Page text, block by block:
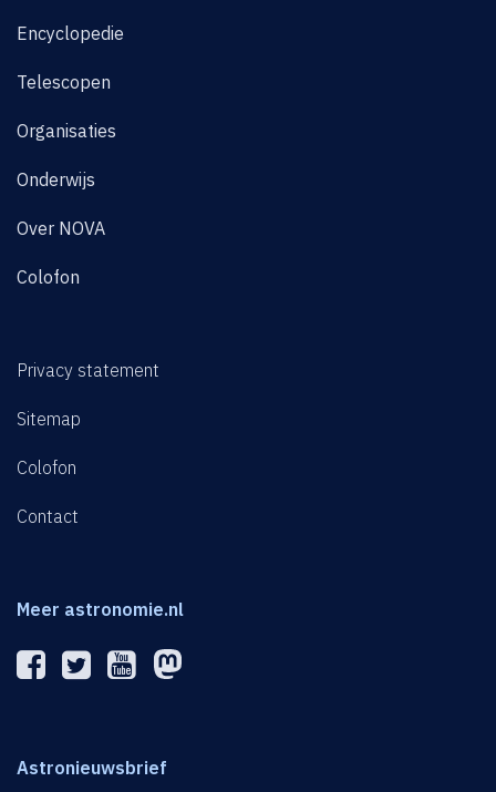
Encyclopedie
Telescopen
Organisaties
Onderwijs
Over NOVA
Colofon
Privacy statement
Sitemap
Colofon
Contact
Meer astronomie.nl
Astronieuwsbrief